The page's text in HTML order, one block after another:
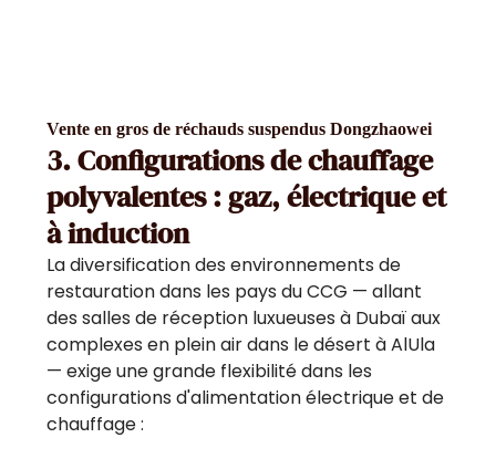
Vente en gros de réchauds suspendus Dongzhaowei
3. Configurations de chauffage
polyvalentes : gaz, électrique et
à induction
La diversification des environnements de
restauration dans les pays du CCG — allant
des salles de réception luxueuses à Dubaï aux
complexes en plein air dans le désert à AlUla
— exige une grande flexibilité dans les
configurations d'alimentation électrique et de
chauffage :